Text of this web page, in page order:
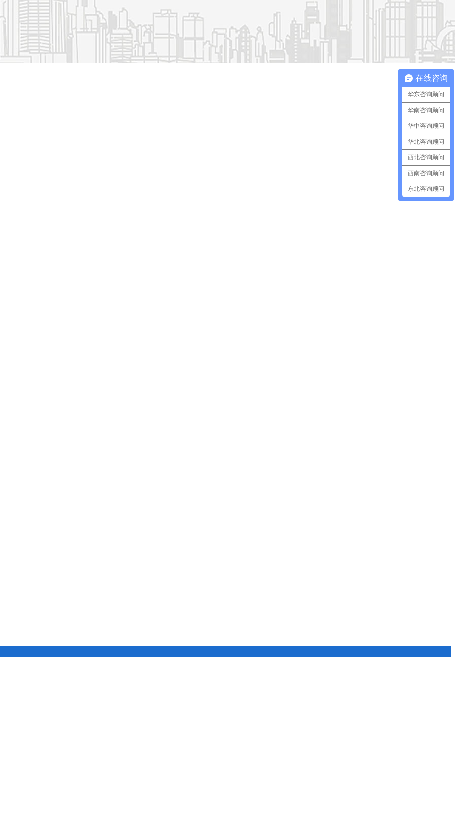
在线咨询
华东咨询顾问
华南咨询顾问
华中咨询顾问
华北咨询顾问
西北咨询顾问
西南咨询顾问
东北咨询顾问